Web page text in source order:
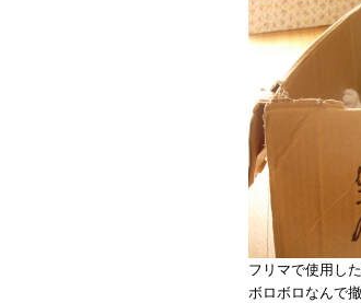
フリマで使用し
ボロボロなんで